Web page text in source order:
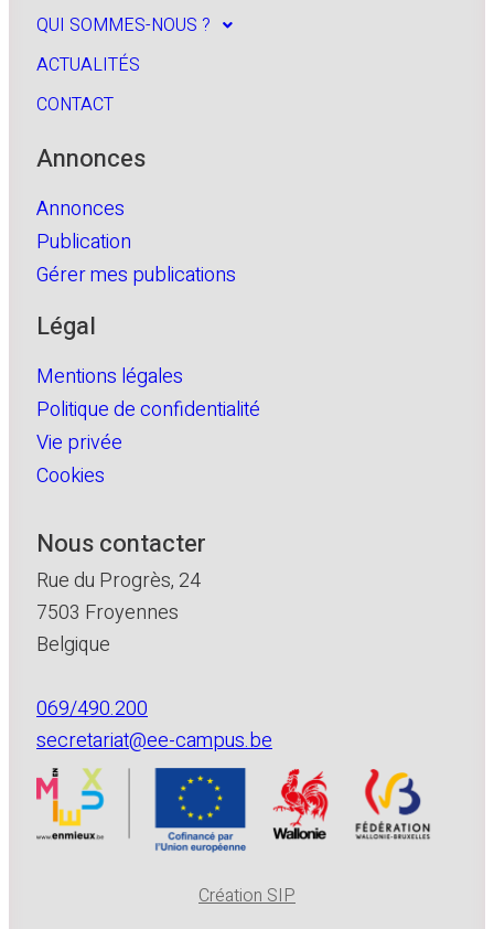
QUI SOMMES-NOUS ?
ACTUALITÉS
CONTACT
Annonces
Annonces
Publication
Gérer mes publications
Légal
Mentions légales
Politique de confidentialité
Vie privée
Cookies
Nous contacter
Rue du Progrès, 24
7503 Froyennes
Belgique
069/490.200
secretariat@ee-campus.be
Création SIP